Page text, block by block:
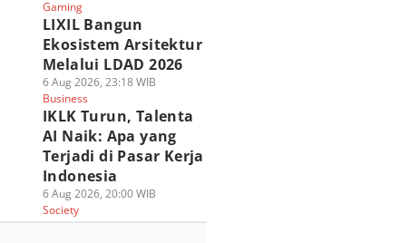
Gaming
LIXIL Bangun
Ekosistem Arsitektur
Melalui LDAD 2026
6 Aug 2026, 23:18 WIB
Business
IKLK Turun, Talenta
AI Naik: Apa yang
Terjadi di Pasar Kerja
Indonesia
6 Aug 2026, 20:00 WIB
Society